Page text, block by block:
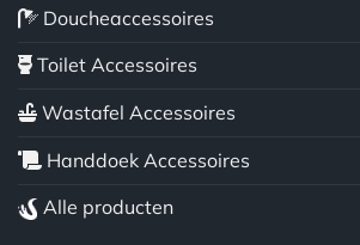
Doucheaccessoires
Toilet Accessoires
Wastafel Accessoires
Handdoek Accessoires
Alle producten